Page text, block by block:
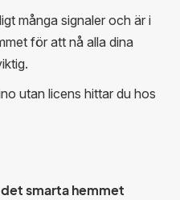
många signaler och är i
för att nå alla dina
utan licens hittar du hos
smarta hemmet